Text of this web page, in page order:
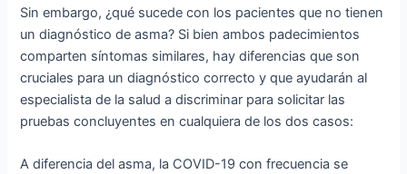
Sin embargo, ¿qué sucede con los pacientes que no tienen
un diagnóstico de asma? Si bien ambos padecimientos
comparten síntomas similares, hay diferencias que son
cruciales para un diagnóstico correcto y que ayudarán al
especialista de la salud a discriminar para solicitar las
pruebas concluyentes en cualquiera de los dos casos:
A diferencia del asma, la COVID-19 con frecuencia se